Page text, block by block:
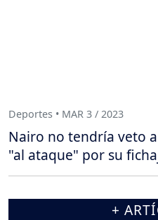
Deportes • MAR 3 / 2023
Nairo no tendría veto
"al ataque" por su
+